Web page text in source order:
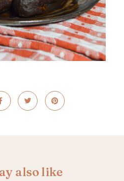
also like